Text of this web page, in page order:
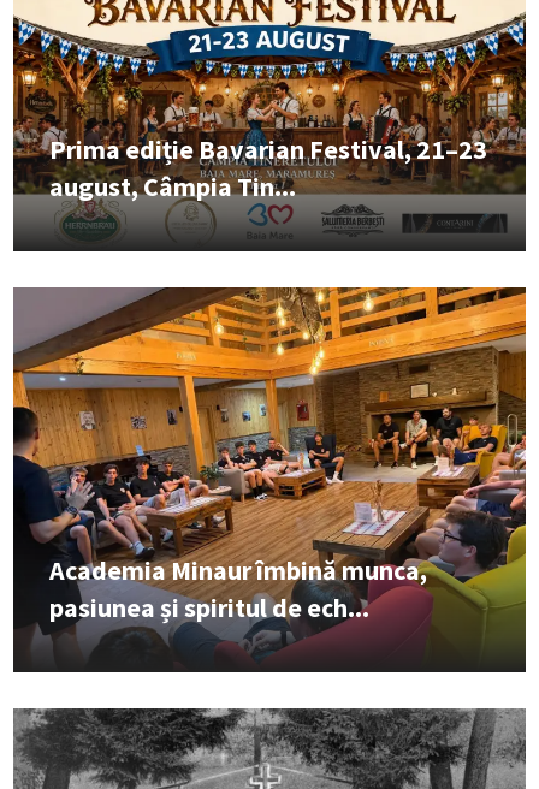
Prima ediție Bavarian Festival, 21–23
august, Câmpia Tin...
Academia Minaur îmbină munca,
pasiunea și spiritul de ech...